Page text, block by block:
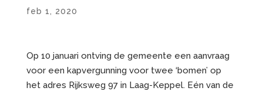
feb 1, 2020
Op 10 januari ontving de gemeente een aanvraag
voor een kapvergunning voor twee ‘bomen’ op
het adres Rijksweg 97 in Laag-Keppel. Eén van de